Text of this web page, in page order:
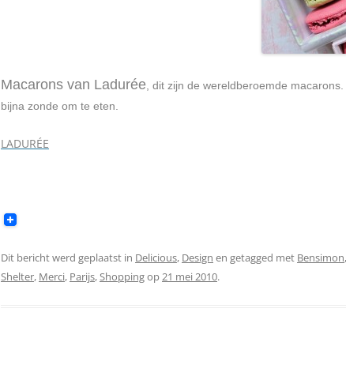
Macarons van Ladurée , dit zijn de wereldberoemde
bijna zonde om te eten.
LADURÉE
Dit bericht werd geplaatst in Delicious, Design en getagged met Bensimon,
Shelter, Merci, Parijs,Shoppingop21 mei 2010.